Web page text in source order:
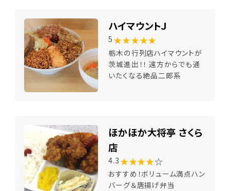
ハイマウントＪ
5 ★★★★★
栃木の行列店ハイマウントが
茨城進出！！ 遠方からでも通
いたくなる絶品二郎系
ほかほか大将亭 さくら
店
4.3 ★★★★☆
おすすめ！ボリューム満点ハン
バーグ＆唐揚げ弁当